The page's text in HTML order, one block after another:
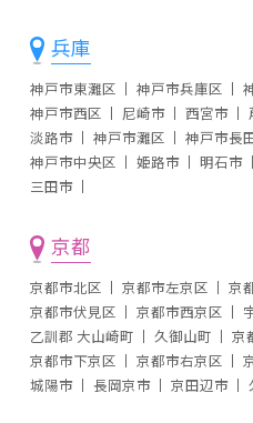
兵庫
神戸市東灘区 神戸市兵庫区
神戸市西区
尼崎市 西宮市
淡路市
神戸市灘区 神戸市長
神戸市中央区
姫路市 明石市
三田市
京都
京都市北区 京都市左京区 京
京都市伏見区
京都市西京区
乙訓郡 大山崎町
久御山町 京
京都市下京区
京都市右京区
城陽市
長岡京市 京田辺市